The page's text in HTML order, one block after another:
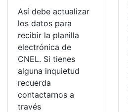
Así debe actualizar
los datos para
recibir la planilla
electrónica de
CNEL. Si tienes
alguna inquietud
recuerda
contactarnos a
través